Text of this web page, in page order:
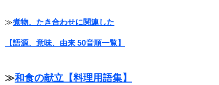
≫煮物、たき合わせに関連した
【語源、意味、由来 50音順一覧】
≫和食の献立【料理用語集】